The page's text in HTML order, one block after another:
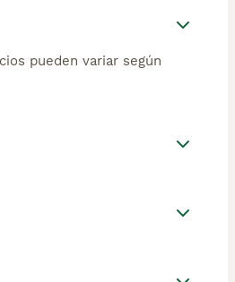
pueden variar según